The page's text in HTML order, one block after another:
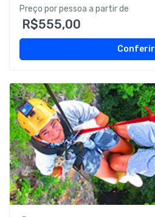
Preço por pessoa a partir de
R$555,00
Conferir